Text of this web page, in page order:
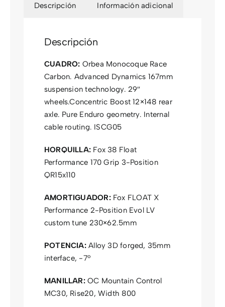
Descripción Información adicional
Descripción
CUADRO: Orbea Monocoque Race
Carbon. Advanced Dynamics 167mm
suspension technology. 29″
wheels.Concentric Boost 12×148 rear
axle. Pure Enduro geometry. Internal
cable routing. ISCG05
HORQUILLA: Fox 38 Float
Performance 170 Grip 3-Position
QR15x110
AMORTIGUADOR:Fox FLOAT X
Performance 2-Position Evol LV
custom tune 230×62.5mm
POTENCIA:Alloy 3D forged, 35mm
interface, -7º
MANILLAR:OC Mountain Control
MC30, Rise20, Width 800